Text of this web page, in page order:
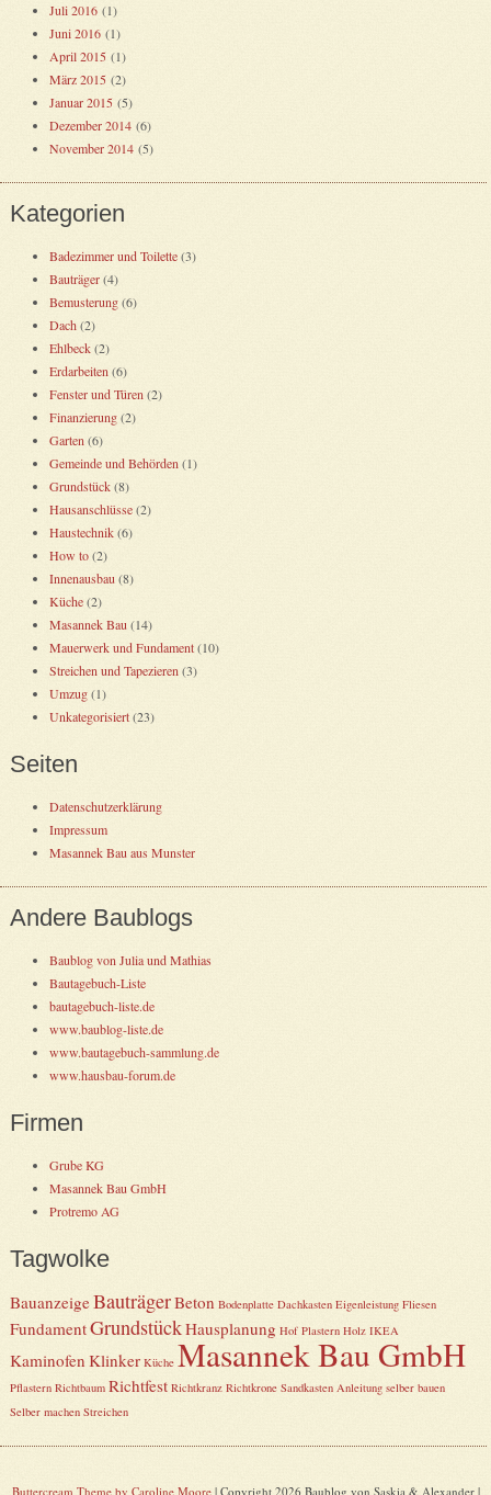
Juli 2016(1)
Juni 2016(1)
April 2015(1)
März 2015 (2)
Januar 2015(5)
Dezember 2014(6)
November 2014(5)
Kategorien
Badezimmer und Toilette(3)
Bauträger(4)
Bemusterung(6)
Dach(2)
Ehlbeck(2)
Erdarbeiten (6)
Fenster und Türen (2)
Finanzierung(2)
Garten (6)
Gemeinde und Behörden (1)
Grundstück(8)
Hausanschlüsse(2)
Haustechnik(6)
How to(2)
Innenausbau (8)
Küche(2)
Masannek Bau (14)
Mauerwerk und Fundament(10)
Streichen und Tapezieren (3)
Umzug(1)
Unkategorisiert(23)
Seiten
Datenschutzerklärung
Impressum
Masannek Bau aus Munster
Andere Baublogs
Baublog von Julia und Mathias
Bautagebuch-Liste
bautagebuch-liste.de
www.baublog-liste.de
www.bautagebuch-sammlung.de
www.hausbau-forum.de
Firmen
Grube KG
Masannek Bau GmbH
Protremo AG
Tagwolke
BauanzeigeBauträgerBeton Bodenplatte Dachkasten Eigenleistung Fliesen
FundamentGrundstückHausplanung Hof Plastern Holz IKEA
Kaminofen Klinker Küche Masannek Bau GmbH
Pflastern Richtbaum Richtfest Richtkranz Richtkrone Sandkasten Anleitung selber bauen
Selber machen Streichen
Buttercream Theme by Caroline Moore| Copyright 2026 Baublog von Saskia & Alexander |